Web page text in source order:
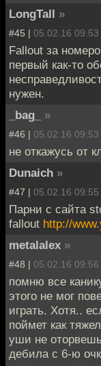
LongTall »
#45 | 05.02.16 09:53
Fallout за
первый как-то
нужен.
_bag_
»
#46 | 05.02.16 09:53
не откажусь от
Dunaich »
#47 | 05.02.16 09:55
Парни с сайта
fallout http://
metalalex »
#48 | 05.02.16 09:56
помню все
этого не мог
играть. Хотя..
поймет как
уши не
дебила с 6-ю